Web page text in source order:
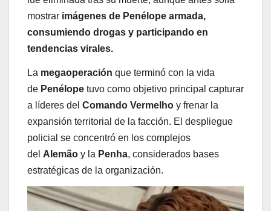
mostrar imágenes de Penélope armada,
consumiendo drogas y participando en
tendencias virales.
La megaoperación que terminó con la vida
de Penélope tuvo como objetivo principal capturar
a líderes del Comando Vermelho y frenar la
expansión territorial de la facción. El despliegue
policial se concentró en los complejos
del Alemão y la Penha, considerados bases
estratégicas de la organización.